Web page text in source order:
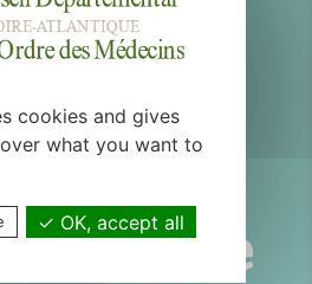
de
partie
cookies and gives
what you want to
OK, accept all